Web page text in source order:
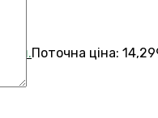
грн.Поточна ціна: